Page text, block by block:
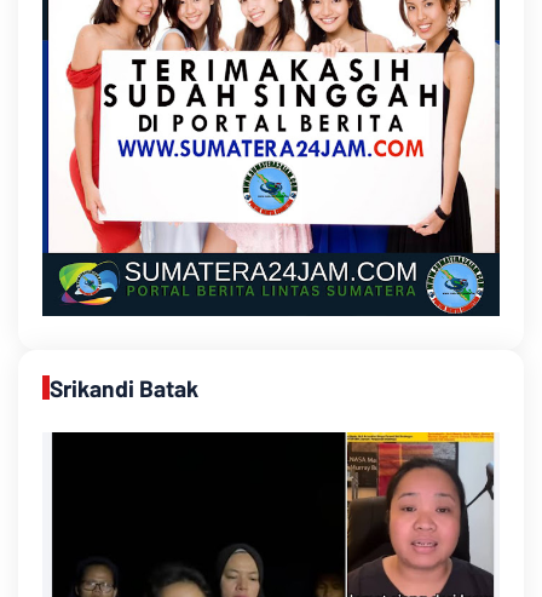
Srikandi Batak